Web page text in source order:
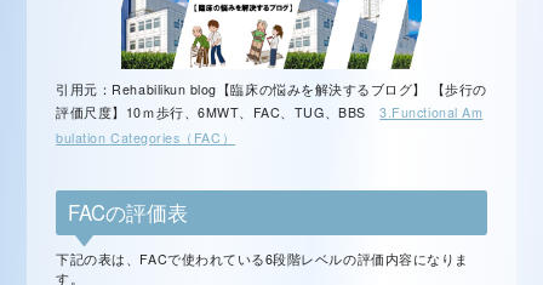
引用元：Rehabilikun blog【臨床の悩みを解決するブログ】 【歩行の
評価尺度】10ｍ歩行、6MWT、FAC、TUG、BBS3.Functional Am
bulation Categories（FAC）
FACの評価表
下記の表は、FACで使われている6段階レベルの評価内容になりま
す。